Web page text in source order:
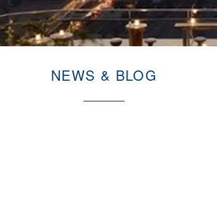
NEWS & BLOG